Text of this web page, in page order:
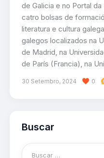
de Galicia e no Portal
catro bolsas de
literatura e cultura
galegos localizados na
de Madrid, na
de París (Francia), na
30 Setembro, 2024 0
Buscar